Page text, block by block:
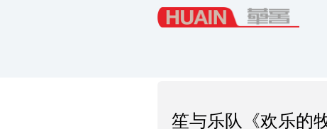
笙与乐队《欢乐的